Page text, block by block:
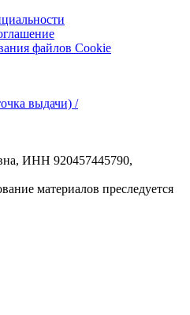
файлов Cookie
выдачи) /
ИНН 920457445790,
материалов преследуется